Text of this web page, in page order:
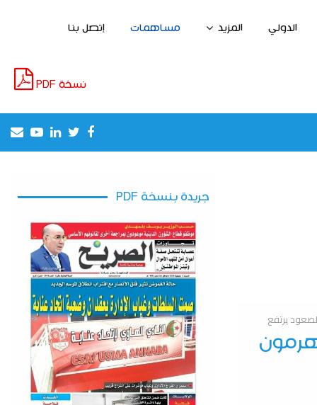
الدولي المزيد مساهمات إتصل بنا
نسخة PDF
إطلاق مشروع لخلق مناصب الشغل
Facebook
Twitter
Linkedin
يرتفع
جريدة بنسخة PDF